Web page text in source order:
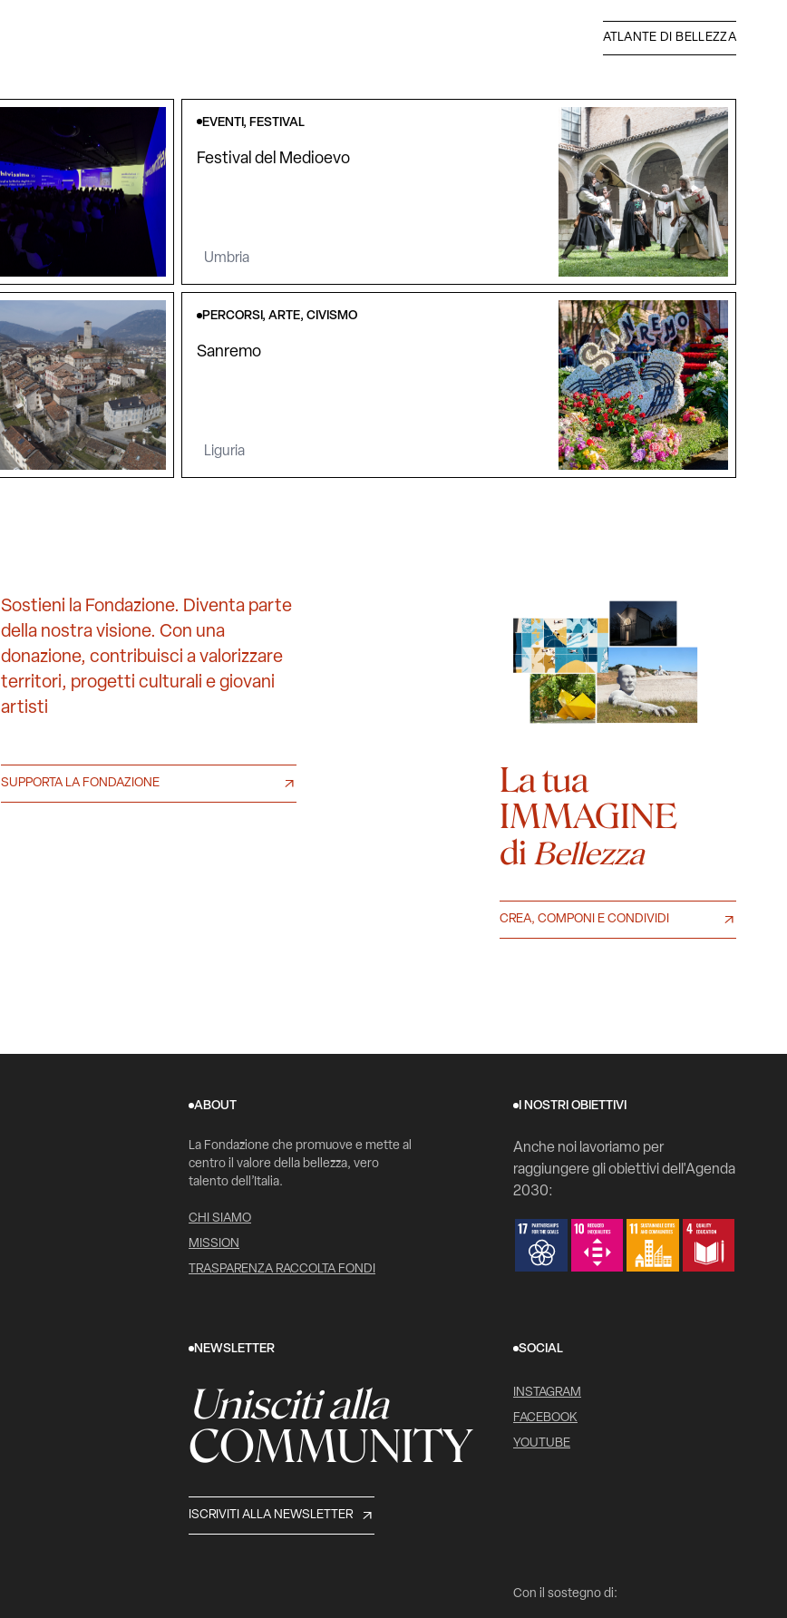
ATLANTE DI BELLEZZA
EVENTI, FESTIVAL
Festival del Medioevo
Umbria
PERCORSI, ARTE, CIVISMO
Sanremo
Liguria
Sostieni la Fondazione. Diventa parte
della nostra visione. Con una
donazione, contribuisci a valorizzare
territori, progetti culturali e giovani
artisti
SUPPORTA LA FONDAZIONE
La tua
IMMAGINE
di Bellezza
CREA, COMPONI E CONDIVIDI
ABOUT
La Fondazione che promuove e mette al
centro il valore della bellezza, vero
talento dell’Italia.
CHI SIAMO
MISSION
TRASPARENZA RACCOLTA FONDI
I NOSTRI OBIETTIVI
Anche noi lavoriamo per
raggiungere gli obiettivi dell'Agenda
2030:
NEWSLETTER
Unisciti alla
COMMUNITY
ISCRIVITI ALLA NEWSLETTER
SOCIAL
INSTAGRAM
FACEBOOK
YOUTUBE
Con il sostegno di: